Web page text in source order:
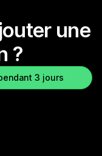
une
?
3 jours